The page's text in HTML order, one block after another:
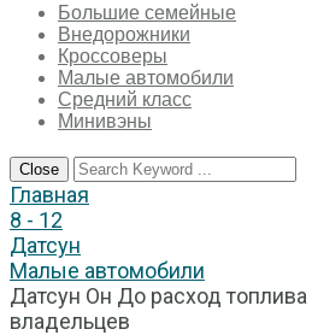
Большие семейные
Внедорожники
Кроссоверы
Малые автомобили
Средний класс
Минивэны
Close
Главная
8 - 12
Датсун
Малые автомобили
Датсун Он До расход
владельцев